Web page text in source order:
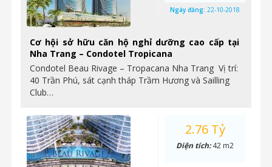
Cơ hội sở hữu căn hộ nghỉ dưỡng cao cấp tại
Nha Trang – Condotel Tropicana
Condotel Beau Rivage – Tropacana Nha Trang Vị trí:
40 Trần Phú, sát cạnh tháp Trầm Hương và Sailling
Club…
Ngày đăng: 22-10-2018
2.76 Tỷ
Diện tích:42 m2